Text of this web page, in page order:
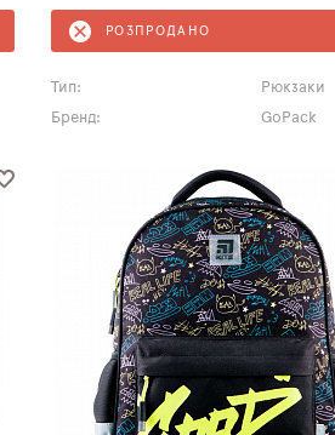
РОЗПРОДАНО
Тип:
Рюкзаки
Бренд:
GoPack